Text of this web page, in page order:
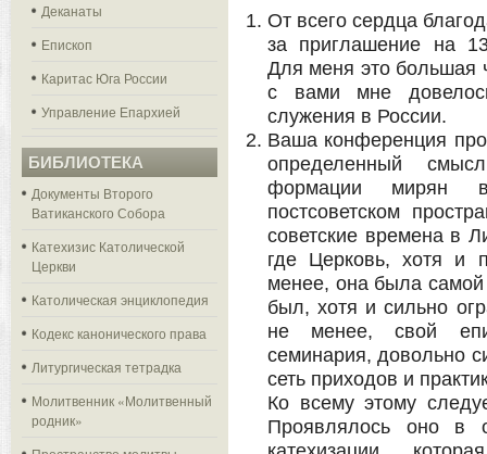
Деканаты
Епископ
Каритас Юга России
Управление Епархией
БИБЛИОТЕКА
Документы Второго
Ватиканского Собора
Катехизис Католической
Церкви
Католическая энциклопедия
Кодекс канонического права
Литургическая тетрадка
Молитвенник «Молитвенный
родник»
От всего сердца
за приглашение на
Для меня это большая
с вами мне
служения в России.
Ваша конференция
определенный
формации мирян
постсоветском
советские времена в
где Церковь, хотя и
менее, она была
был, хотя и сильно
не менее, свой
семинария, довольно
сеть приходов и
Ко всему этому
Проявлялось оно в